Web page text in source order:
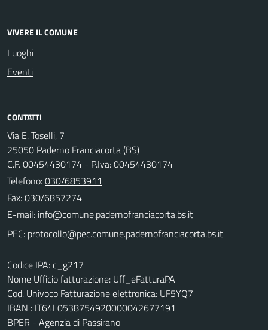
VIVERE IL COMUNE
Luoghi
Eventi
CONTATTI
Via E. Toselli, 7
25050 Paderno Franciacorta (BS)
C.F. 00454430174 - P.Iva: 00454430174
Telefono:030/6853911
Fax: 030/6857274
E-mail:
PEC:
Codice IPA: c_g217
Nome Ufficio fatturazione: Uff_eFatturaPA
Cod. Univoco Fatturazione elettronica: UF5YQ7
IBAN : IT64L0538754920000042677191
BPER - Agenzia di Passirano